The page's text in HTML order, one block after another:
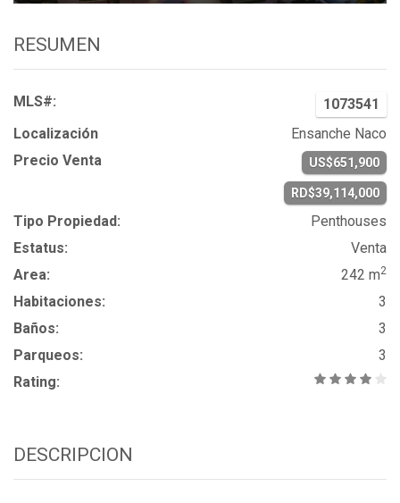
RESUMEN
MLS#:
1073541
Localización
Ensanche Naco
Precio Venta
US$651,900
RD$39,114,000
Tipo Propiedad:
Penthouses
Estatus:
Venta
Area:
242 m2
Habitaciones:
3
Baños:
3
Parqueos:
3
Rating:
DESCRIPCION